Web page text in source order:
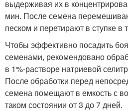
выдерживая их в
мин. После семена
песком и перетирают в ступке в
Чтобы эффективно посадить
семенами, рекомендовано
в 1%-растворе натриевой
После обработки перед
семена помещают в емкость с
таком состоянии от 3 до 7 дней.